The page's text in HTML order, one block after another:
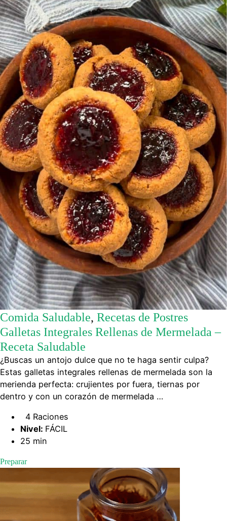
Comida Saludable, Recetas de Postres
Galletas Integrales Rellenas de Mermelada –
Receta Saludable
¿Buscas un antojo dulce que no te haga sentir culpa?
Estas galletas integrales rellenas de mermelada son la
merienda perfecta: crujientes por fuera, tiernas por
dentro y con un corazón de mermelada …
4 Raciones
Nivel: FÁCIL
25 min
Preparar